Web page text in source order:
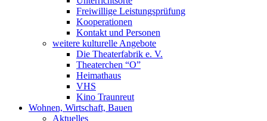
Freiwillige Leistungsprüfung
Kooperationen
Kontakt und Personen
weitere kulturelle Angebote
Die Theaterfabrik e. V.
Theaterchen “O”
Heimathaus
VHS
Kino Traunreut
Wohnen, Wirtschaft, Bauen
Aktuelles